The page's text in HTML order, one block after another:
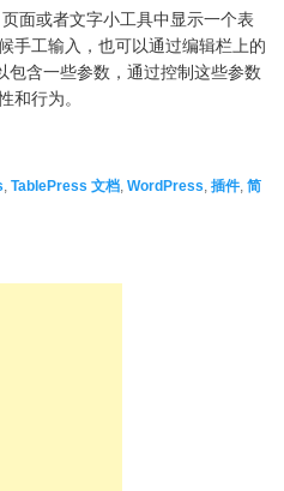
面或者文字小工具中显示一个表
手工输入，也可以通过编辑栏上的
包含一些参数，通过控制这些参数
和行为。
,TablePress 文档,WordPress,插件,简